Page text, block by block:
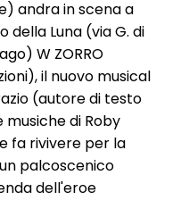
andra in scena a
della Luna (via G. di
W ZORRO
il nuovo musical
(autore di testo
di Roby
fa rivivere per la
palcoscenico
dell'eroe